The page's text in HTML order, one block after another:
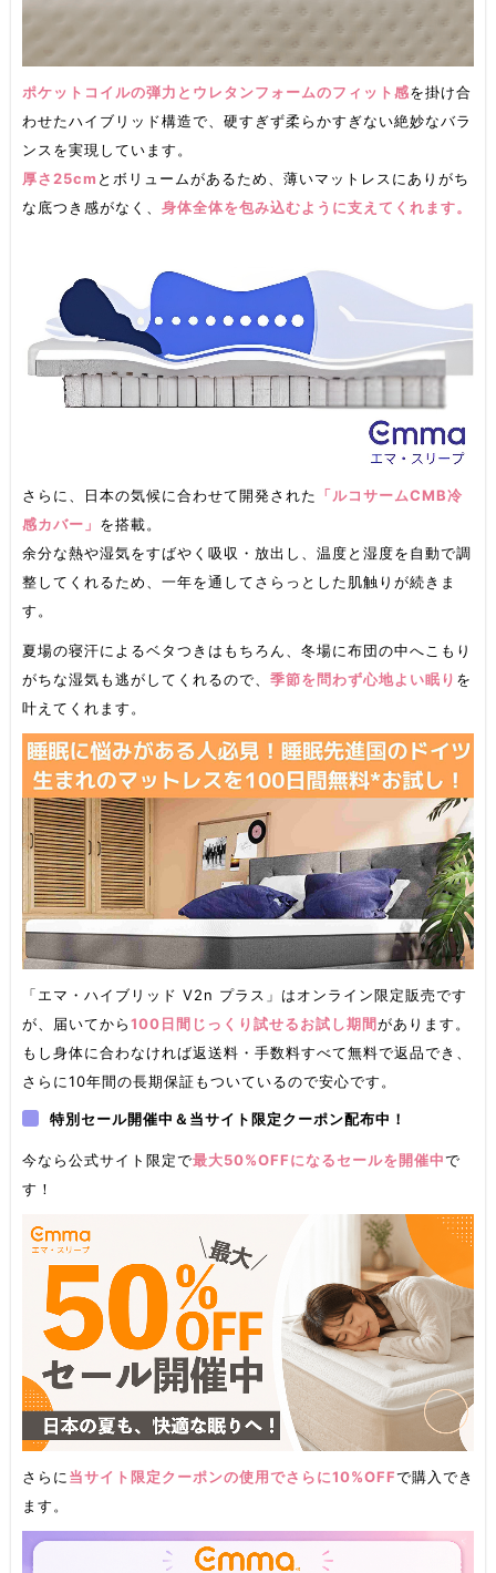
ポケットコイルの弾力とウレタンフォームのフィット感を掛け合
わせたハイブリッド構造で、硬すぎず柔らかすぎない絶妙なバラ
ンスを実現しています。
厚さ25cm とボリュームがあるため、薄いマットレスにありがち
な底つき感がなく、 身体全体を包み込むように支えてくれます。
さらに、日本の気候に合わせて開発された 「ルコサームCMB冷
感カバー」 を搭載。
余分な熱や湿気をすばやく吸収・放出し、温度と湿度を自動で調
整してくれるため、一年を通してさらっとした肌触りが続きま
す。
夏場の寝汗によるベタつきはもちろん、冬場に布団の中へこもり
がちな湿気も逃がしてくれるので、 季節を問わず心地よい眠り を
叶えてくれます。
「エマ・ハイブリッド V2n プラス」はオンライン限定販売です
が、届いてから100日間じっくり試せるお試し期間があります。
もし身体に合わなければ返送料・手数料すべて無料で返品でき、
さらに10年間の長期保証もついているので安心です。
特別セール開催中＆当サイト限定クーポン配布中！
今なら公式サイト限定で最大50%OFFになるセールを開催中で
す！
さらに当サイト限定クーポンの使用でさらに10%OFFで購入でき
ます。